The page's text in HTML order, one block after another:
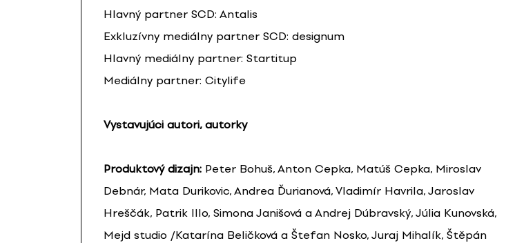
Hlavný partner SCD: Antalis
Exkluzívny mediálny partner SCD: designum
Hlavný mediálny partner: Startitup
Mediálny partner: Citylife
Vystavujúci autori, autorky
Produktový dizajn: Peter Bohuš, Anton Cepka, Matúš Cepka, Miroslav
Debnár, Mata Durikovic, Andrea Ďurianová, Vladimír Havrila, Jaroslav
Hreščák, Patrik Illo, Simona Janišová a Andrej Dúbravský, Júlia Kunovská,
Mejd studio /Katarína Beličková a Štefan Nosko, Juraj Mihalík, Štěpán